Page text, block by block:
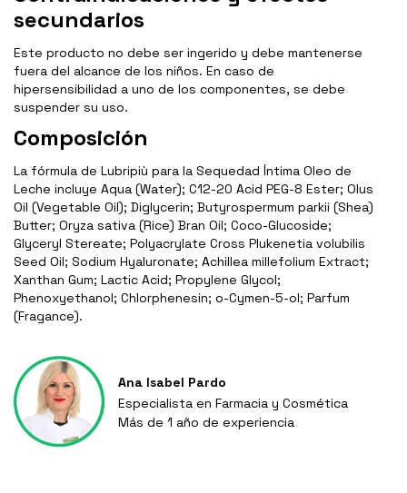
secundarios
Este producto no debe ser ingerido y debe mantenerse
fuera del alcance de los niños. En caso de
hipersensibilidad a uno de los componentes, se debe
suspender su uso.
Composición
La fórmula de Lubripiù para la Sequedad Íntima Oleo de
Leche incluye Aqua (Water); C12-20 Acid PEG-8 Ester; Olus
Oil (Vegetable Oil); Diglycerin; Butyrospermum parkii (Shea)
Butter; Oryza sativa (Rice) Bran Oil; Coco-Glucoside;
Glyceryl Stereate; Polyacrylate Cross Plukenetia volubilis
Seed Oil; Sodium Hyaluronate; Achillea millefolium Extract;
Xanthan Gum; Lactic Acid; Propylene Glycol;
Phenoxyethanol; Chlorphenesin; o-Cymen-5-ol; Parfum
(Fragance).
Ana Isabel Pardo
Especialista en Farmacia y Cosmética
Más de 1 año de experiencia